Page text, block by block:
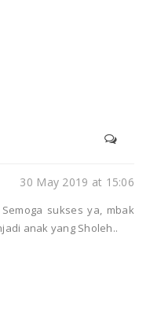
30 May 2019 at 15:06
sukses ya, mbak
anak yang Sholeh..